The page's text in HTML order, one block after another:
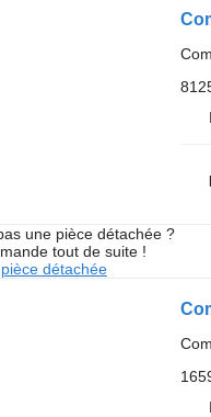
une pièce détachée ?
tout de suite !
détachée